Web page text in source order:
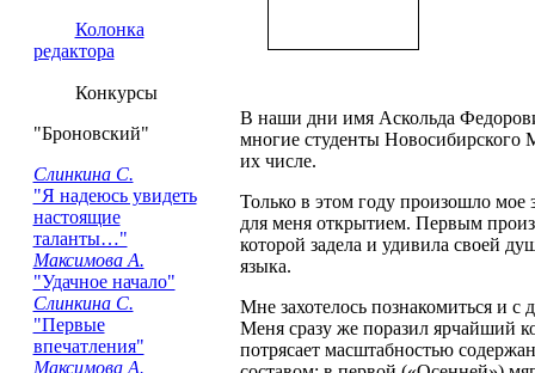
Колонка
редактора
Конкурсы
"Броновский"
Слинкина С.
"Я надеюсь увидеть
настоящие
таланты…"
Максимова А.
"Удачное начало"
Слинкина С.
"Первые
впечатления"
Максимова А.
В наши дни имя Аскольда
многие студенты Новосибирского
их числе.
Только в этом году произошло мое
для меня открытием. Первым
которой задела и удивила своей
языка.
Мне захотелось познакомиться и
Меня сразу же поразил ярчайший
потрясает масштабностью